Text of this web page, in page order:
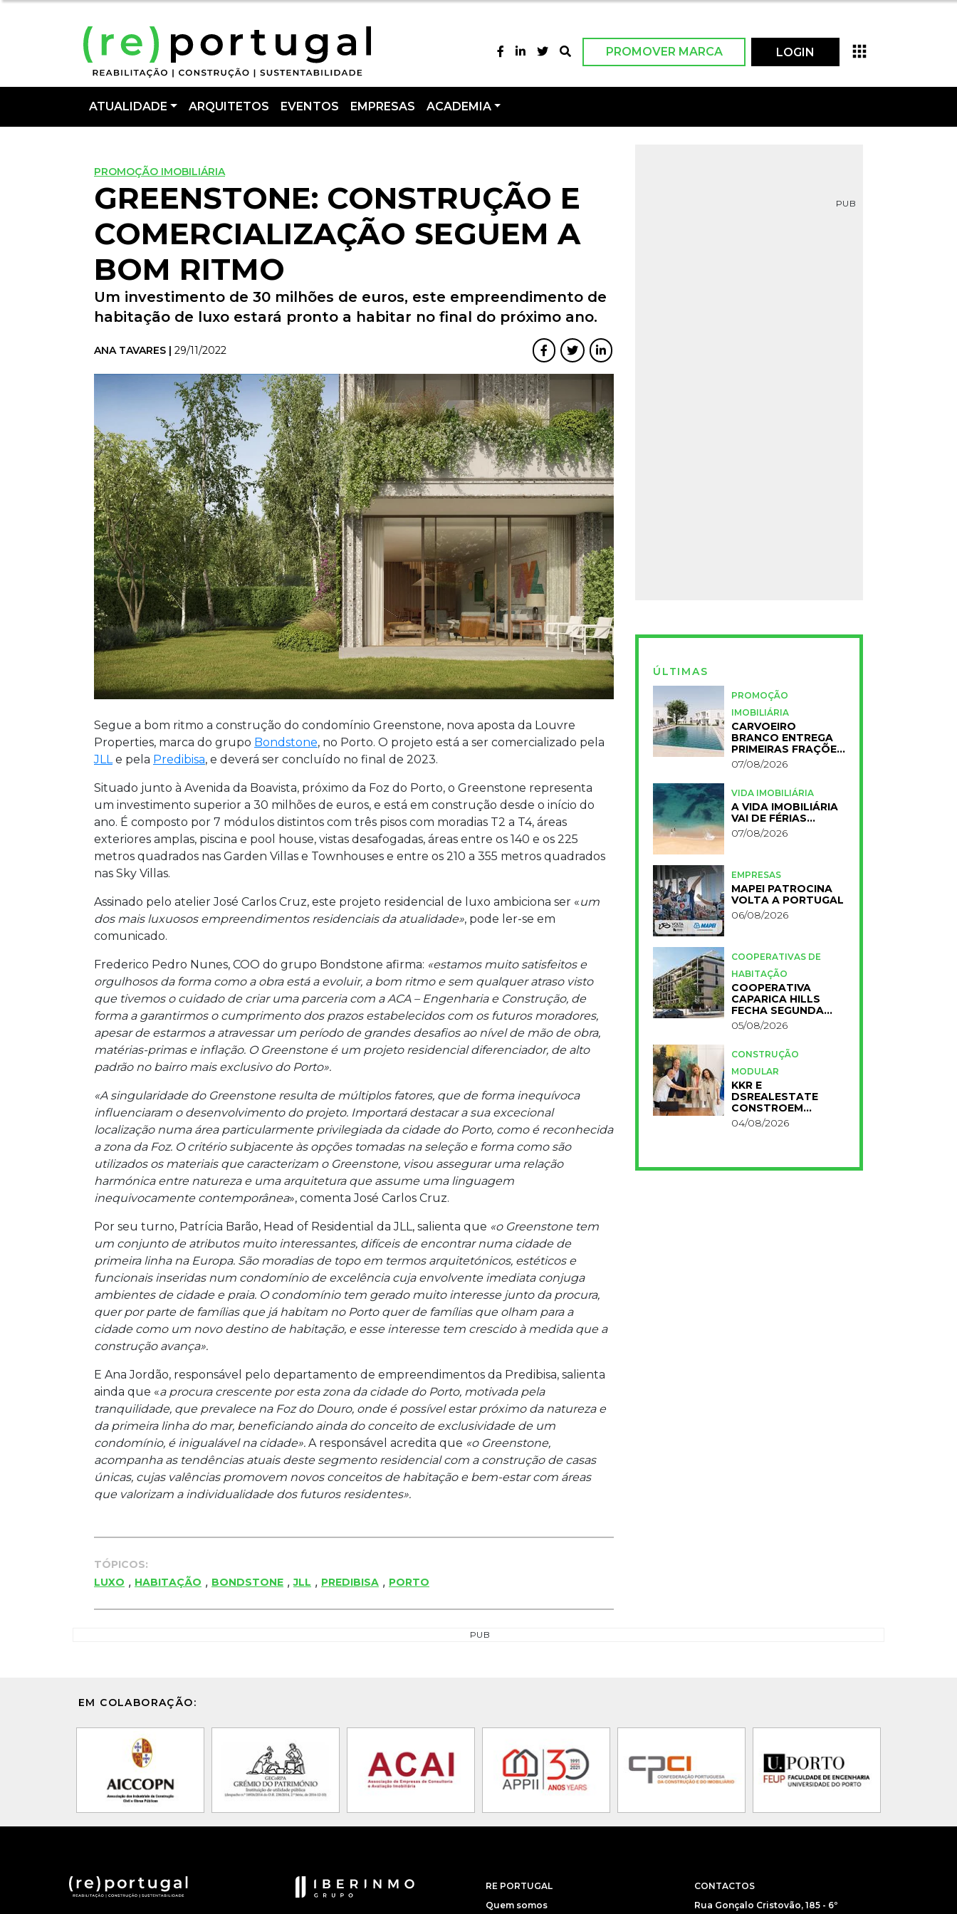
PROMOVER MARCA LOGIN
ATUALIDADE ARQUITETOS EVENTOS EMPRESAS ACADEMIA
PROMOÇÃO IMOBILIÁRIA
GREENSTONE: CONSTRUÇÃO E
COMERCIALIZAÇÃO SEGUEM A
BOM RITMO
Um investimento de 30 milhões de euros, este empreendimento de
habitação de luxo estará pronto a habitar no final do próximo ano.
ANA TAVARES | 29/11/2022
Segue a bom ritmo a construção do condomínio Greenstone, nova aposta da Louvre
Properties, marca do grupo Bondstone, no Porto. O projeto está a ser comercializado pela
JLL e pela Predibisa, e deverá ser concluído no final de 2023.
Situado junto à Avenida da Boavista, próximo da Foz do Porto, o Greenstone representa
um investimento superior a 30 milhões de euros, e está em construção desde o início do
ano. É composto por 7 módulos distintos com três pisos com moradias T2 a T4, áreas
exteriores amplas, piscina e pool house, vistas desafogadas, áreas entre os 140 e os 225
metros quadrados nas Garden Villas e Townhouses e entre os 210 a 355 metros quadrados
nas Sky Villas.
Assinado pelo atelier José Carlos Cruz, este projeto residencial de luxo ambiciona ser «um
dos mais luxuosos empreendimentos residenciais da atualidade», pode ler-se em
comunicado.
Frederico Pedro Nunes, COO do grupo Bondstone afirma: «estamos muito satisfeitos e
orgulhosos da forma como a obra está a evoluir, a bom ritmo e sem qualquer atraso visto
que tivemos o cuidado de criar uma parceria com a ACA – Engenharia e Construção, de
forma a garantirmos o cumprimento dos prazos estabelecidos com os futuros moradores,
apesar de estarmos a atravessar um período de grandes desafios ao nível de mão de obra,
matérias-primas e inflação. O Greenstone é um projeto residencial diferenciador, de alto
padrão no bairro mais exclusivo do Porto».
«A singularidade do Greenstone resulta de múltiplos fatores, que de forma inequívoca
influenciaram o desenvolvimento do projeto. Importará destacar a sua excecional
localização numa área particularmente privilegiada da cidade do Porto, como é reconhecida
a zona da Foz. O critério subjacente às opções tomadas na seleção e forma como são
utilizados os materiais que caracterizam o Greenstone, visou assegurar uma relação
harmónica entre natureza e uma arquitetura que assume uma linguagem
inequivocamente contemporânea», comenta José Carlos Cruz.
Por seu turno, Patrícia Barão, Head of Residential da JLL, salienta que «o Greenstone tem
um conjunto de atributos muito interessantes, difíceis de encontrar numa cidade de
primeira linha na Europa. São moradias de topo em termos arquitetónicos, estéticos e
funcionais inseridas num condomínio de excelência cuja envolvente imediata conjuga
ambientes de cidade e praia. O condomínio tem gerado muito interesse junto da procura,
quer por parte de famílias que já habitam no Porto quer de famílias que olham para a
cidade como um novo destino de habitação, e esse interesse tem crescido à medida que a
construção avança».
E Ana Jordão, responsável pelo departamento de empreendimentos da Predibisa, salienta
ainda que «a procura crescente por esta zona da cidade do Porto, motivada pela
tranquilidade, que prevalece na Foz do Douro, onde é possível estar próximo da natureza e
da primeira linha do mar, beneficiando ainda do conceito de exclusividade de um
condomínio, é inigualável na cidade». A responsável acredita que «o Greenstone,
acompanha as tendências atuais deste segmento residencial com a construção de casas
únicas, cujas valências promovem novos conceitos de habitação e bem-estar com áreas
que valorizam a individualidade dos futuros residentes».
TÓPICOS:
LUXO , HABITAÇÃO , BONDSTONE ,JLL , PREDIBISA , PORTO
PUB
ÚLTIMAS
PROMOÇÃO
IMOBILIÁRIA
CARVOEIRO
BRANCO ENTREGA
PRIMEIRAS FRAÇÕES
DO NOVO RESORT
PRIMELIFE
07/08/2026
VIDA IMOBILIÁRIA
A VIDA IMOBILIÁRIA
VAI DE FÉRIAS…
07/08/2026
EMPRESAS
MAPEI PATROCINA
VOLTA A PORTUGAL
06/08/2026
COOPERATIVAS DE
HABITAÇÃO
COOPERATIVA
CAPARICA HILLS
FECHA SEGUNDA
FASE DO PROJETO
05/08/2026
CONSTRUÇÃO
MODULAR
KKR E
DSREALESTATE
CONSTROEM
RESIDÊNCIA
UNIVERSITÁRIA
04/08/2026
PUB
EM COLABORAÇÃO:
RE PORTUGAL
Quem somos
CONTACTOS
Rua Gonçalo Cristovão, 185 - 6º